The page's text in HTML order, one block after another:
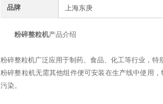
品牌 上海东庚
粉碎整粒机产品介绍
粉碎整粒机广泛应用于制药、食品、化工等行业，特
粉碎整粒机无需其他组件便可安装在生产线中使用
污染。